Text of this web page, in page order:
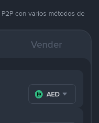
con varios métodos de
Vender
AED